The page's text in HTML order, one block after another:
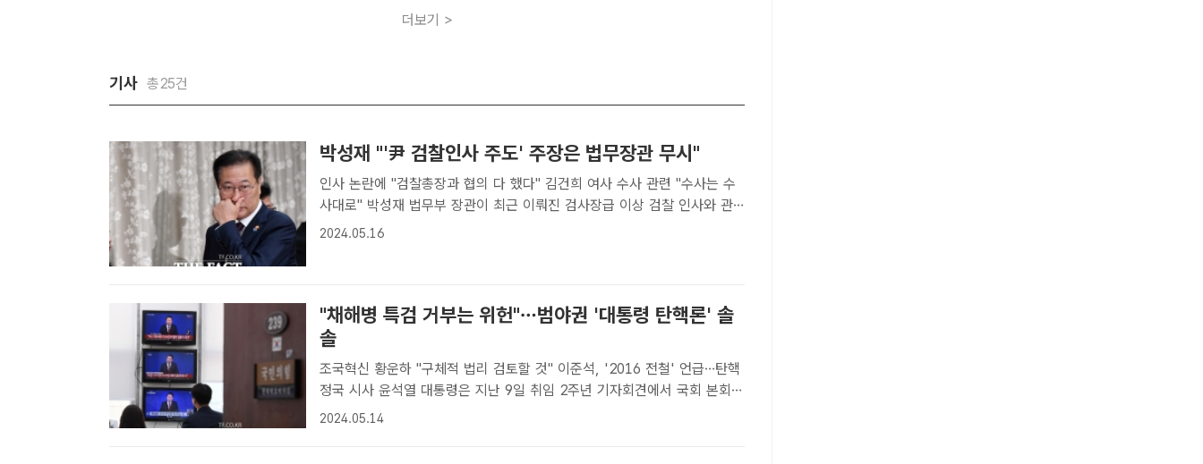
더보기 >
기사 총25건
박성재 "'尹 검찰인사 주도' 주장은 법무장관 무시"
인사 논란에 "검찰총장과 협의 다 했다" 김건희 여사 수사 관련 "수사는 수
사대로" 박성재 법무부 장관이 최근 이뤄진 검사장급 이상 검찰 인사와 관
련 이른바 '검찰총장 패싱(배제)' 논란이 있는 것을 두고 인사와 관련해서는
2024.05.16
"채해병 특검 거부는 위헌"…범야권 '대통령 탄핵론' 솔
솔
조국혁신 황운하 "구체적 법리 검토할 것" 이준석, '2016 전철' 언급…탄핵
정국 시사 윤석열 대통령은 지난 9일 취임 2주년 기자회견에서 국회 본회의
를 통과한 채해병 특검법에 대해 사실상 재의요구권(거부권) 행사를 시사했
2024.05.14